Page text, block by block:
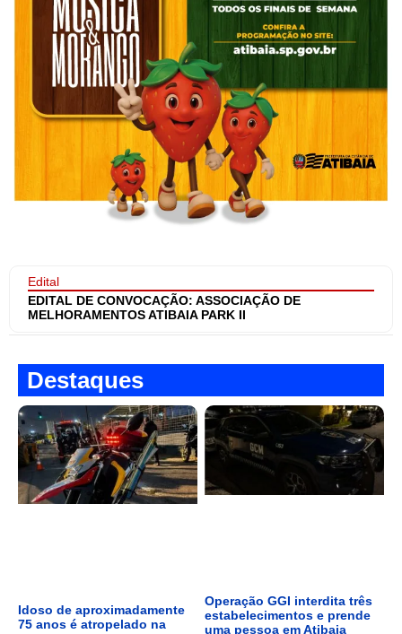
Edital
EDITAL DE CONVOCAÇÃO: ASSOCIAÇÃO DE
MELHORAMENTOS ATIBAIA PARK II
Destaques
Idoso de aproximadamente
75 anos é atropelado na
Operação GGI interdita três
estabelecimentos e prende
uma pessoa em Atibaia